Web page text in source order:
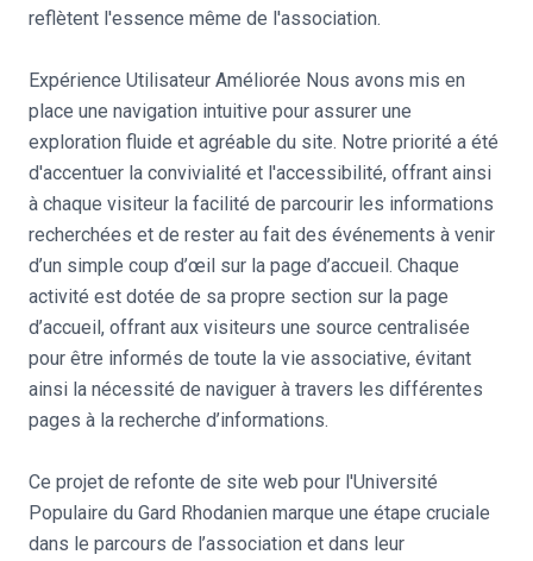
reflètent l'essence même de l'association.
Expérience Utilisateur Améliorée Nous avons mis en
place une navigation intuitive pour assurer une
exploration fluide et agréable du site. Notre priorité a été
d'accentuer la convivialité et l'accessibilité, offrant ainsi
à chaque visiteur la facilité de parcourir les informations
recherchées et de rester au fait des événements à venir
d’un simple coup d’œil sur la page d’accueil. Chaque
activité est dotée de sa propre section sur la page
d’accueil, offrant aux visiteurs une source centralisée
pour être informés de toute la vie associative, évitant
ainsi la nécessité de naviguer à travers les différentes
pages à la recherche d’informations.
Ce projet de refonte de site web pour l'Université
Populaire du Gard Rhodanien marque une étape cruciale
dans le parcours de l’association et dans leur